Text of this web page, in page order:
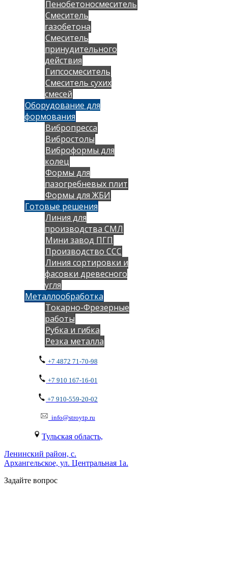
Пенобетоносмеситель
Смеситель
газобетона
Смеситель
принудительного
действия
Гипсосмеситель
Смеситель сухих
смесей
Оборудование для
формования
Вибропресса
Вибростолы
Виброформы для
колец
Формы для
пазогребневых плит
Формы для ЖБИ
Готовые решения
Линия для
производства СМЛ
Мини завод ПГП
Производство ССС
Линия сортировки и
фасовки древесного
угля
Металлообработка
Токарно-Фрезерные
работы
Рубка и гибка
Резка металла
+7 4872 71-70-98
+7 910 167-16-01
+7 910-559-20-02
info@stroytp.ru
Тульская область,
Ленинский район, с.
Архангельское, ул. Центральная 1а.
Задайте вопрос